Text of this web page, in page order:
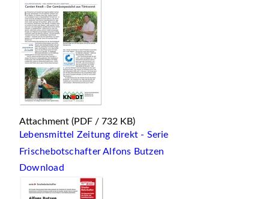
Attachment (PDF / 732 KB)
Lebensmittel Zeitung direkt - Serie
Frischebotschafter Alfons Butzen
Download